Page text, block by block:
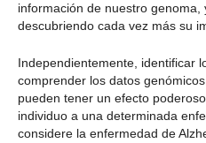
información de nuestro genoma,
descubriendo cada vez más su
Independientemente, identificar
comprender los datos
pueden tener un efecto
individuo a una determinada
considere la enfermedad de